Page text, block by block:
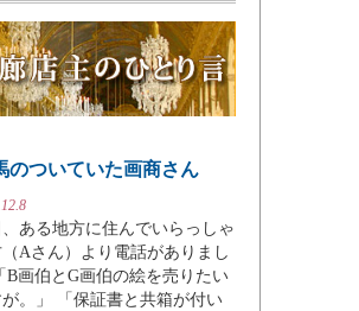
のついていた画商さん
ある地方に住んでいらっしゃ
Aさん）より電話がありまし
B画伯とG画伯の絵を売りたい
。」 「保証書と共箱が付い